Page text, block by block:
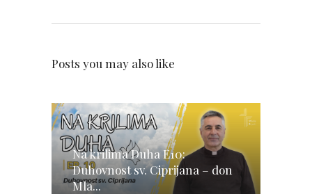
Posts you may also like
Na krilima Duha E10:
Duhovnost sv. Ciprijana – don
Mla...